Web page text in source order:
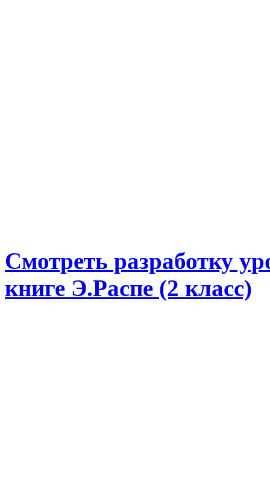
Смотреть разработку
книге Э.Распе (2 класс)